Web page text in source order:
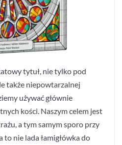
tytuł, nie tylko pod
także niepowtarzalnej
używać głównie
kości. Naszym celem jest
a tym samym sporo przy
to nie lada łamigłówka do